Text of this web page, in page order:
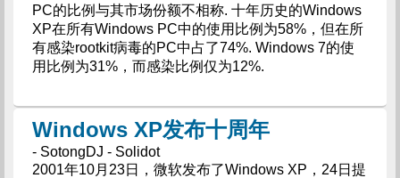
PC的比例与其市场份额不相称. 十年历史的Windows
XP在所有Windows PC中的使用比例为58%，但在所
有感染rootkit病毒的PC中占了74%. Windows 7的使
用比例为31%，而感染比例仅为12%.
Windows XP发布十周年
- SotongDJ - Solidot
2001年10月23日，微软发布了Windows XP，24日提